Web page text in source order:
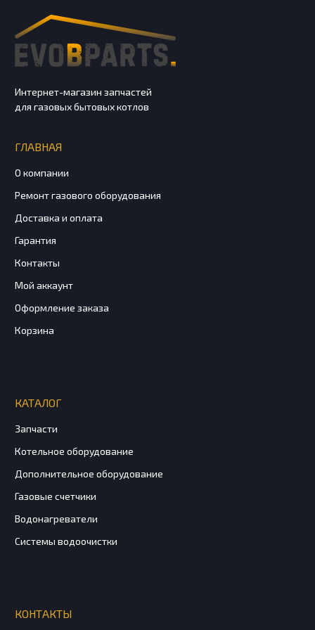
Интернет-магазин запчастей
для газовых бытовых котлов
ГЛАВНАЯ
О компании
Ремонт газового оборудования
Доставка и оплата
Гарантия
Контакты
Мой аккаунт
Оформление заказа
Корзина
КАТАЛОГ
Запчасти
Котельное оборудование
Дополнительное оборудование
Газовые счетчики
Водонагреватели
Системы водоочистки
КОНТАКТЫ